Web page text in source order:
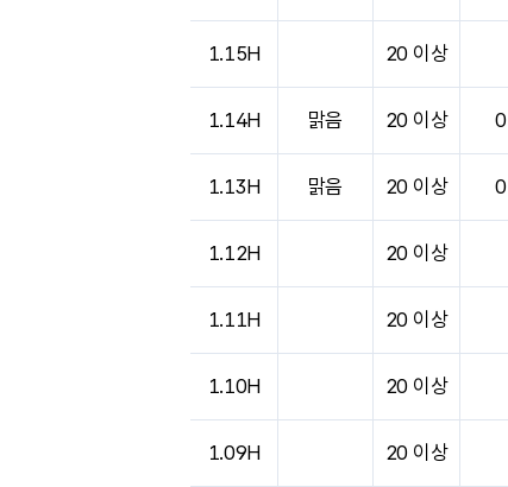
1.15H 20 이상
1.14H 맑음 20 이상 0
1.13H 맑음 20 이상 0
1.12H 20 이상
1.11H 20 이상
1.10H 20 이상
1.09H 20 이상